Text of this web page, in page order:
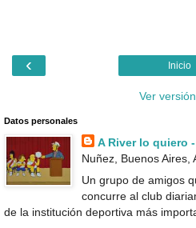
‹ Inicio
Ver
Datos personales
A River lo quiero
Nuñez, Buenos Aires,
Un grupo de amigos
concurre al club
de la institución deportiva más